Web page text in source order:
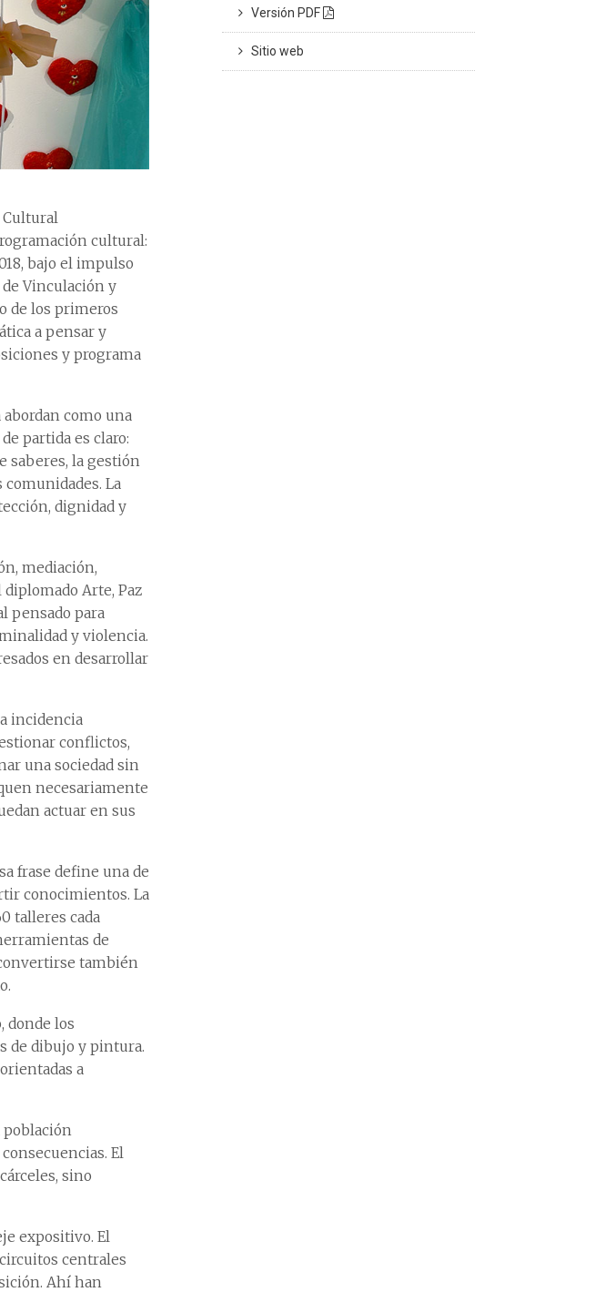
cultural:
bajo el impulso
de Vinculación y
de los primeros
a pensar y
y programa
como una
partida es claro:
saberes, la gestión
La
dignidad y
mediación,
Arte, Paz
pensado para
y violencia.
en desarrollar
incidencia
conflictos,
una sociedad sin
necesariamente
actuar en sus
frase define una de
conocimientos. La
talleres cada
de
también
donde los
de dibujo y pintura.
a
El
sino
expositivo. El
centrales
Ahí han
Versión PDF
Sitio web